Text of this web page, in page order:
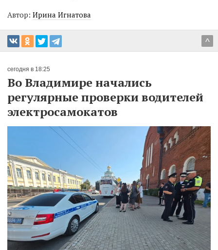
Автор: Ирина Игнатова
^
сегодня в 18:25
Во Владимире начались
регулярные проверки водителей
электросамокатов